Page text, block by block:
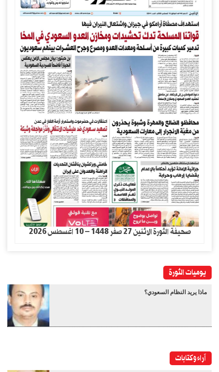
صحيفة الثورة الاثنين 27 صفر 1448 – 10 اغسطس 2026
يوميات الثورة
ماذا يريد النظام السعودي؟
آراء وكتابات